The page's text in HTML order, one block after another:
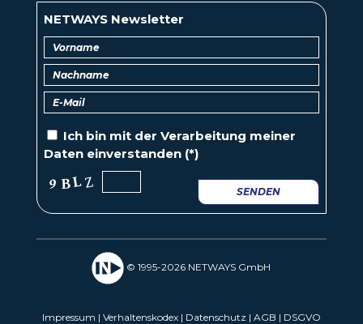
NETWAYS Newsletter
Ich bin mit der Verarbeitung meiner
Daten einverstanden (*)
SENDEN
© 1995-2026 NETWAYS GmbH
Impressum | Verhaltenskodex| Datenschutz | AGB | DSGVO